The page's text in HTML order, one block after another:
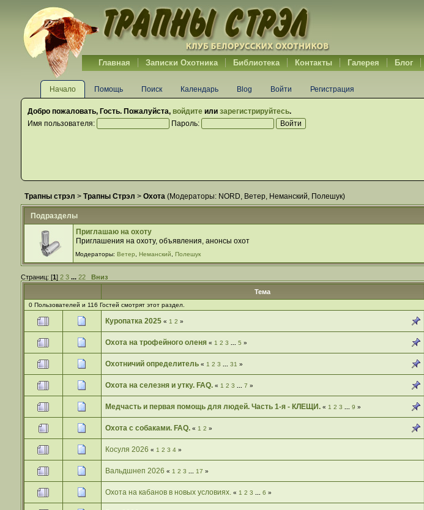
Главная Записки Охотника Библиотека Контакты Галерея Блог
Начало Помощь Поиск Календарь Blog Войти Регистрация
Добро пожаловать, Гость. Пожалуйста, войдитеили зарегистрируйтесь.
Имя пользователя:
Пароль:
Трапны стрэл > Трапны Стрэл > Охота(Модераторы: NORD, Ветер, Неманский, Полешук)
Подразделы
Приглашаю на охоту
Приглашения на охоту, объявления, анонсы охот
Модераторы:Ветер ,Неманский ,Полешук
Страниц: [1] 2 3 ... 22
Вниз
Тема
0 Пользователей и 116 Гостей смотрят этот раздел.
Куропатка 2025 « 1 2 »
Охота на трофейного оленя « 1 2 3 5 »
Охотничий определитель « 1 2 3 31 »
Охота на селезня и утку. FAQ. « 1 2 3 7 »
Медчасть и первая помощь для людей. Часть 1-я - КЛЕЩИ. « 1 2 3 9 »
Охота с собаками. FAQ. « 1 2 »
Косуля 2026 « 1 2 3 4»
Вальдшнеп 2026 « 1 2 3 17 »
Охота на кабанов в новых условиях. « 1 2 3 6 »